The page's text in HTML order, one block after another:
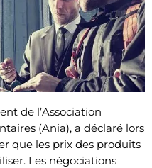
de l’Association
(Ania), a déclaré lors
que les prix des produits
Les négociations